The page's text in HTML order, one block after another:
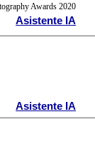
Awards 2020
Asistente IA
Asistente IA